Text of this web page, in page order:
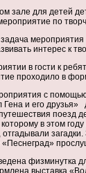
зале для детей
по
мероприятия
интерес к
в гости к
проходило в
с
Гена и его
поезд
в этом
отгадывали
«Песнеград»
физминутка
выставка